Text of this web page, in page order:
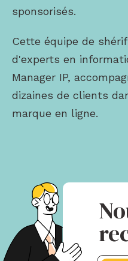
sponsorisés.
Cette équipe de
d'experts en
Manager IP,
dizaines de clients
marque en ligne.